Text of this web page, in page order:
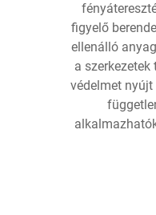
figyelő
ellenálló
a
védelmet